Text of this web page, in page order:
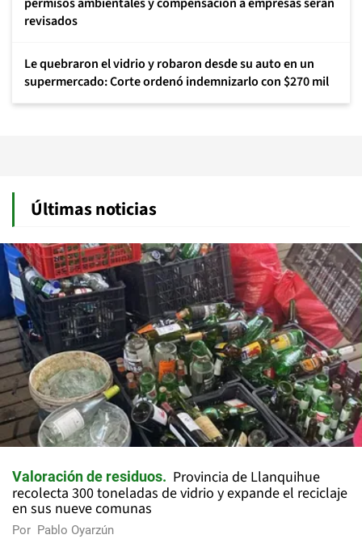
revisados
Le quebraron el vidrio y robaron desde su auto en un
supermercado: Corte ordenó indemnizarlo con $270 mil
Últimas noticias
Valoración de residuos
Provincia de Llanquihue
recolecta 300 toneladas de vidrio y expande el reciclaje
en sus nueve comunas
Por Pablo Oyarzún